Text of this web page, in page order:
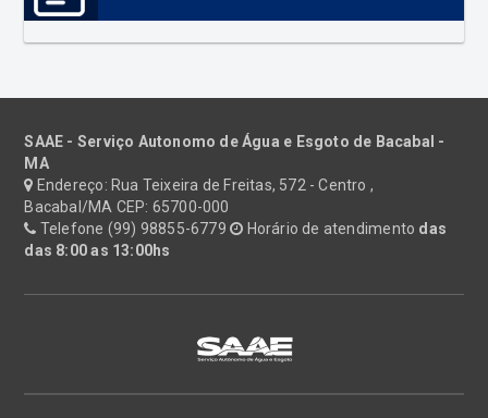
SAAE - Serviço Autonomo de Água e Esgoto de Bacabal -
MA
Endereço: Rua Teixeira de Freitas, 572 - Centro ,
Bacabal/MA CEP: 65700-000
Telefone (99) 98855-6779
Horário de atendimento das
das 8:00 as 13:00hs